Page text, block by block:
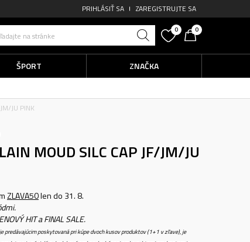
PRIHLÁSIŤ SA ZAREGISTRUJTE SA
na stránke
0 0
ŠPORT
ZNAČKA
JU PINK
MOUD SILC CAP JF/JM/JU
ZLAVA50len do 31. 8.
HIT a FINAL SALE.
predávajúcim poskytovaná pri kúpe dvoch kusov produktov (1+1 v zľave), je